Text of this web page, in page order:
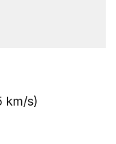
km/s)